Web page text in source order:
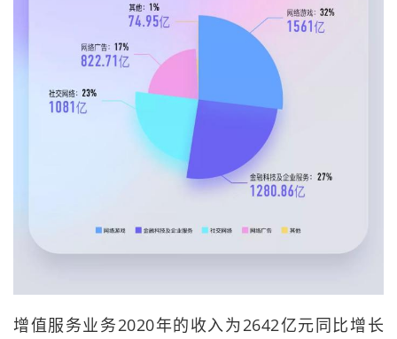
增值服务业务2020年的收入为2642亿元同比增长